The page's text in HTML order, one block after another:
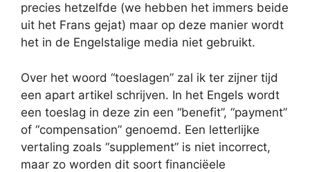
precies hetzelfde (we hebben het immers beide
uit het Frans gejat) maar op deze manier wordt
het in de Engelstalige media niet gebruikt.
Over het woord “toeslagen” zal ik ter zijner tijd
een apart artikel schrijven. In het Engels wordt
een toeslag in deze zin een “benefit”, “payment”
of “compensation” genoemd. Een letterlijke
vertaling zoals “supplement” is niet incorrect,
maar zo worden dit soort financiëele